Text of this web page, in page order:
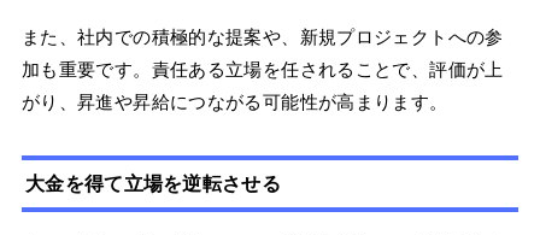
また、社内での積極的な提案や、新規プロジェクトへの参
加も重要です。責任ある立場を任されることで、評価が上
がり、昇進や昇給につながる可能性が高まります。
大金を得て立場を逆転させる